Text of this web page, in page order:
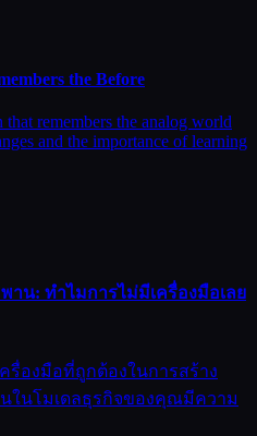
the Before
remembers the analog world
and the importance of learning
าน: ทำไมการไม่มีเครื่องมือเลย
รื่องมือที่ถูกต้องในการสร้าง
นในโมเดลธุรกิจของคุณมีความ